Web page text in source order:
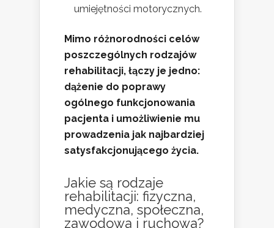
umiejętności motorycznych.
Mimo różnorodności celów
poszczególnych rodzajów
rehabilitacji, łączy je jedno:
dążenie do poprawy
ogólnego funkcjonowania
pacjenta i umożliwienie mu
prowadzenia jak najbardziej
satysfakcjonującego życia.
Jakie są rodzaje
rehabilitacji: fizyczna,
medyczna, społeczna,
zawodowa i ruchowa?